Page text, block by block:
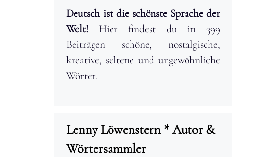
Deutsch ist die schönste Sprache der
Welt! Hier findest du in 399
Beiträgen schöne, nostalgische,
kreative, seltene und ungewöhnliche
Wörter.
Lenny Löwenstern * Autor &
Wörtersammler